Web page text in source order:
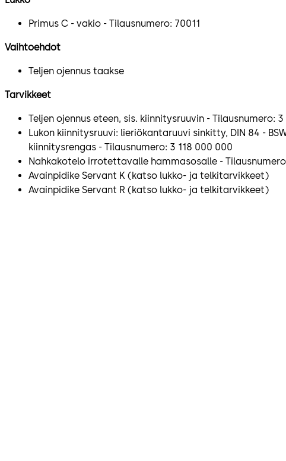
Primus C - vakio - Tilausnumero: 70011
Vaihtoehdot
Teljen ojennus taakse
Tarvikkeet
Teljen ojennus eteen, sis. kiinnitysruuvin - Tilausnumero: 3
Lukon kiinnitysruuvi: lieriökantaruuvi sinkitty, DIN 84 -
kiinnitysrengas - Tilausnumero: 3 118 000 000
Nahkakotelo irrotettavalle hammasosalle -
Avainpidike Servant K (katso lukko- ja telkitarvikkeet)
Avainpidike Servant R (katso lukko- ja telkitarvikkeet)